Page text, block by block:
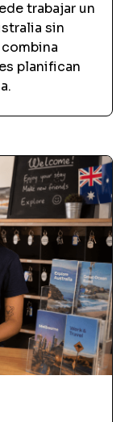
trabajar un
sin
planifican